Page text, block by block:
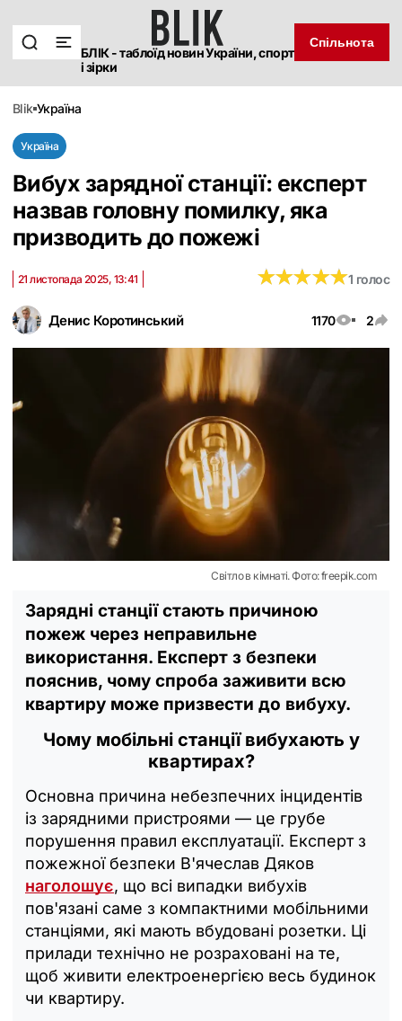
БЛІК - таблоїд новин України, спорт
і зірки
Спільнота
blik україна
Україна
Вибух зарядної станції: експерт
назвав головну помилку, яка
призводить до пожежі
Денис Коротинський 1170 2
21 листопада 2025, 13:41 ★★★★★
★★★★★1 голос
Світло в кімнаті. Фото: freepik.com
Зарядні станції стають причиною
пожеж через неправильне
використання. Експерт з безпеки
пояснив, чому спроба заживити всю
квартиру може призвести до вибуху.
Чому мобільні станції вибухають у
квартирах?
Основна причина небезпечних інцидентів
із зарядними пристроями — це грубе
порушення правил експлуатації. Експерт з
пожежної безпеки В'ячеслав Дяков
наголошує, що всі випадки вибухів
пов'язані саме з компактними мобільними
станціями, які мають вбудовані розетки. Ці
прилади технічно не розраховані на те,
щоб живити електроенергією весь будинок
чи квартиру.